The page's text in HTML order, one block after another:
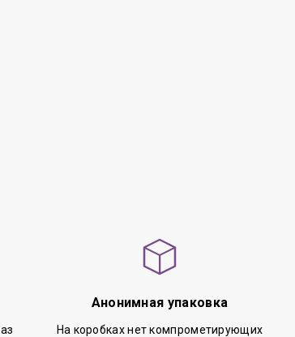
Анонимная упаковка
На коробках нет компрометирующих